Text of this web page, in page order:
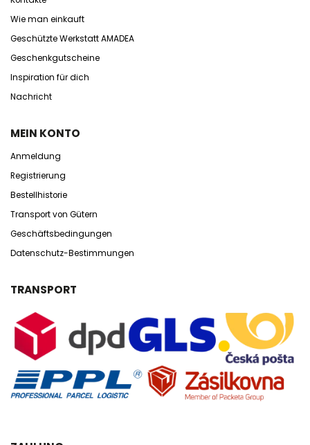
Wie man einkauft
Geschützte Werkstatt AMADEA
Geschenkgutscheine
Inspiration für dich
Nachricht
MEIN KONTO
Anmeldung
Registrierung
Bestellhistorie
Transport von Gütern
Geschäftsbedingungen
Datenschutz-Bestimmungen
TRANSPORT